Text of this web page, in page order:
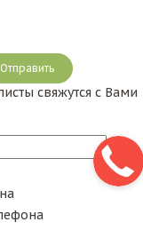
свяжутся с Вами